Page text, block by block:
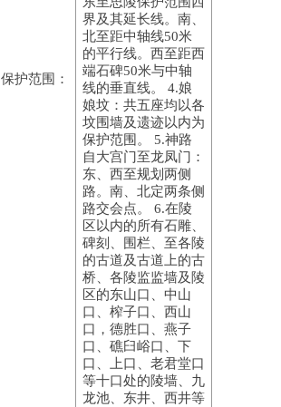
保护范围：
界及其延长线。南、
北至距中轴线50米
的平行线。西至距西
端石碑50米与中轴
线的垂直线。 4.娘
娘坟：共五座均以各
坟围墙及遗迹以内为
保护范围。 5.神路
自大宫门至龙凤门：
东、西至规划两侧
路。南、北定两条侧
路交会点。 6.在陵
区以内的所有石雕、
碑刻、围栏、至各陵
的古道及古道上的古
桥、各陵监监墙及陵
区的东山口、中山
口、榨子口、西山
口，德胜口、燕子
口、礁臼峪口、下
口、上口、老君堂口
等十口处的陵墙、九
龙池、东井、西井等